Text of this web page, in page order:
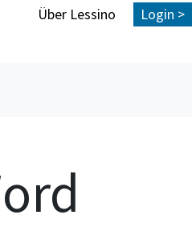
Über Lessino Login >